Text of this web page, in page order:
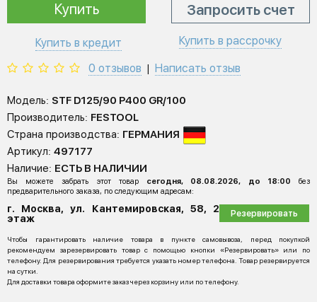
Купить Запросить счет
Купить в кредит Купить в рассрочку
0 отзывов Написать отзыв
Модель: STF D125/90 P400 GR/100
Производитель: FESTOOL
Страна производства: ГЕРМАНИЯ
Артикул: 497177
Наличие: ЕСТЬ В НАЛИЧИИ
Вы можете забрать этот товар сегодня, 08.08.2026, до 18:00
без
предварительного заказа, по следующим адресам:
г. Москва, ул. Кантемировская, 58, 2
этаж
Резервировать
Чтобы гарантировать наличие товара в пункте самовывоза, перед покупкой
рекомендуем зарезервировать товар с помощью кнопки «Резервировать» или по
телефону. Для резервирования требуется указать номер телефона. Товар резервируется
на сутки.
Для доставки товара оформите заказ через корзину или по телефону.